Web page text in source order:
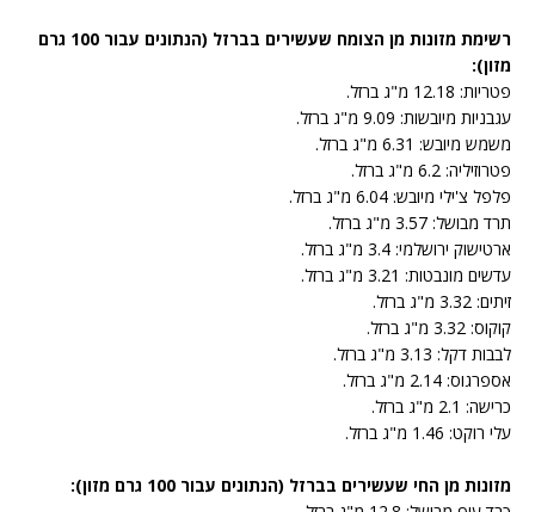
רשימת מזונות מן הצומח שעשירים בברזל (הנתונים עבור 100 גרם
מזון):
פטריות: 12.18 מ"ג ברזל.
עגבניות מיובשות: 9.09 מ"ג ברזל.
משמש מיובש: 6.31 מ"ג ברזל.
פטרוזיליה: 6.2 מ"ג ברזל.
פלפל צ'ילי מיובש: 6.04 מ"ג ברזל.
תרד מבושל: 3.57 מ"ג ברזל.
ארטישוק ירושלמי: 3.4 מ"ג ברזל.
עדשים מונבטות: 3.21 מ"ג ברזל.
זיתים: 3.32 מ"ג ברזל.
קוקוס: 3.32 מ"ג ברזל.
לבבות דקל: 3.13 מ"ג ברזל.
אספרגוס: 2.14 מ"ג ברזל.
כרישה: 2.1 מ"ג ברזל.
עלי רוקט: 1.46 מ"ג ברזל.
מזונות מן החי שעשירים בברזל (הנתונים עבור 100 גרם מזון):